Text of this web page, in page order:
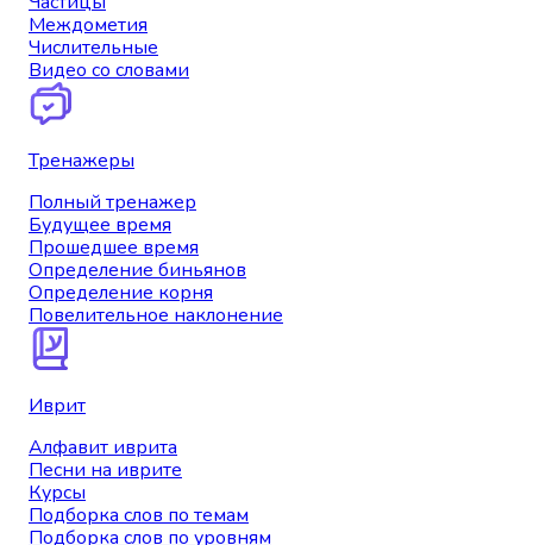
Междометия
Числительные
Видео со словами
Тренажеры
Полный тренажер
Будущее время
Прошедшее время
Определение биньянов
Определение корня
Повелительное наклонение
Иврит
Алфавит иврита
Песни на иврите
Курсы
Подборка слов по темам
Подборка слов по уровням